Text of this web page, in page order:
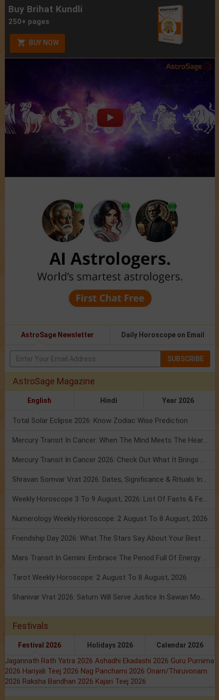
Buy Brihat Kundli
250+ pages
BUY NOW
AstroSage Newsletter Daily Horoscope on Email
SUBSCRIBE
AstroSage Magazine
English Hindi Year 2026
Total Solar Eclipse 2026: Know Zodiac Wise Prediction
Mercury Transit In Cancer: When The Mind Meets The Heart!
Mercury Transit In Cancer 2026: Check Out What It Brings For You
Shravan Somvar Vrat 2026: Dates, Significance & Rituals In August
Weekly Horoscope 3 To 9 August, 2026: List Of Fasts & Festivals
Numerology Weekly Horoscope: 2 August To 8 August, 2026
Friendship Day 2026: What The Stars Say About Your Best Friend!
Mars Transit In Gemini: Embrace The Period Full Of Energy & Intelligence
Tarot Weekly Horoscope: 2 August To 8 August, 2026
Shanivar Vrat 2026: Saturn Will Serve Justice In Sawan Month!
Festivals
Festival 2026 Holidays 2026 Calendar 2026
Jagannath Rath Yatra 2026 Ashadhi Ekadashi 2026 Guru Purnima
2026 Hariyali Teej 2026 Nag Panchami 2026 Onam/Thiruvonam
2026 Raksha Bandhan 2026 Kajari Teej 2026